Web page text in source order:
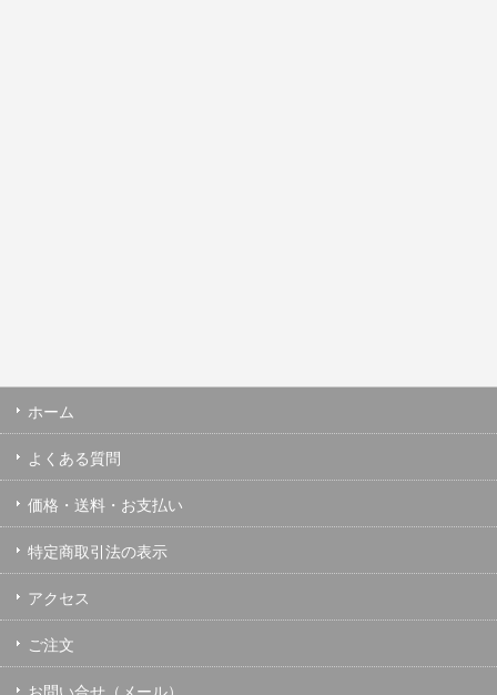
ホーム
よくある質問
価格・送料・お支払い
特定商取引法の表示
アクセス
ご注文
お問い合せ（メール）